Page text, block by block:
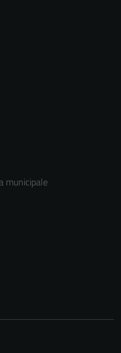
municipale
sono necessari